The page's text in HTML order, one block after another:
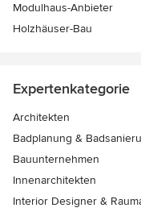
Modulhaus-Anbieter
Holzhäuser-Bau
Expertenkategorie
Architekten
Badplanung &
Bauunternehmen
Innenarchitekten
Interior Designer &